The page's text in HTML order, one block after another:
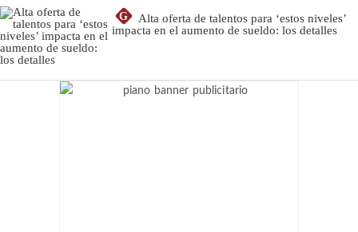
G
Alta oferta de talentos para ‘estos niveles’
impacta en el aumento de sueldo: los detalles